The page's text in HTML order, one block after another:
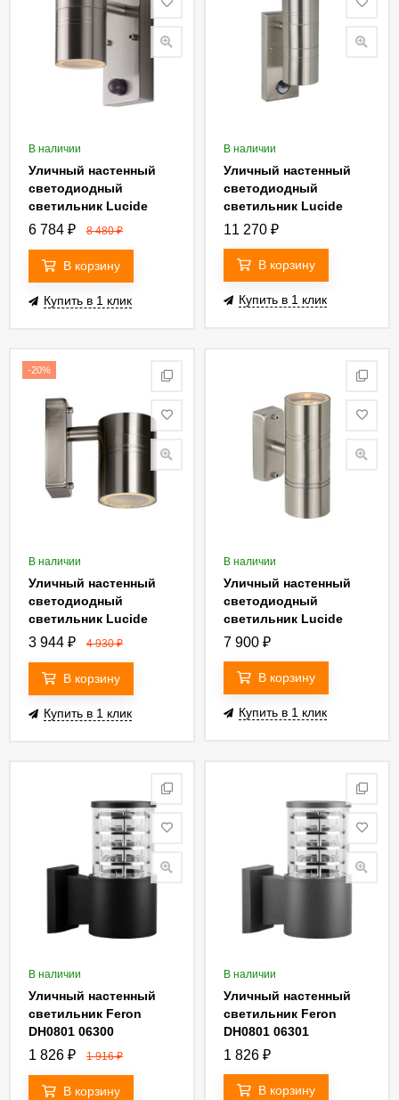
В наличии
Уличный настенный
светодиодный
светильник Lucide
Arne-Led 14866/05/12
6 784 ₽ 8 480₽
В корзину
Купить в 1 клик
В наличии
Уличный настенный
светодиодный
светильник Lucide
Arne-Led 14866/10/12
11 270 ₽
В корзину
Купить в 1 клик
-20%
В наличии
Уличный настенный
светодиодный
светильник Lucide
Arne-Led 14867/05/12
3 944 ₽ 4 930₽
В корзину
Купить в 1 клик
В наличии
Уличный настенный
светодиодный
светильник Lucide
Arne-Led 14867/11/12
7 900 ₽
В корзину
Купить в 1 клик
В наличии
Уличный настенный
светильник Feron
DH0801 06300
1 826 ₽ 1 916₽
В корзину
В наличии
Уличный настенный
светильник Feron
DH0801 06301
1 826 ₽
В корзину